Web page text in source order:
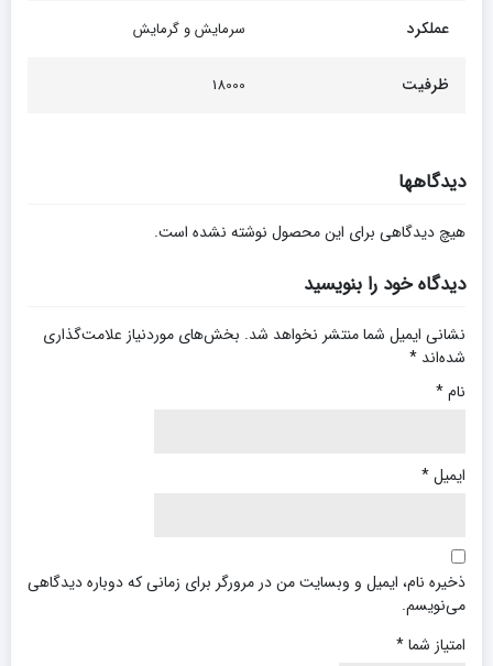
عملکرد سرمایش و گرمایش
ظرفیت 18000
دیدگاهها
هیچ دیدگاهی برای این محصول نوشته نشده است.
دیدگاه خود را بنویسید
نشانی ایمیل شما منتشر نخواهد شد. بخش‌های موردنیاز علامت‌گذاری
شده‌اند *
نام*
ایمیل*
ذخیره نام، ایمیل و وبسایت من در مرورگر برای زمانی که دوباره دیدگاهی
می‌نویسم.
امتیاز شما*